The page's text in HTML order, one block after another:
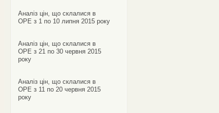
Аналіз цін, що склалися в
ОРЕ з 1 по 10 липня 2015 року
Аналіз цін, що склалися в
ОРЕ з 21 по 30 червня 2015
року
Аналіз цін, що склалися в
ОРЕ з 11 по 20 червня 2015
року